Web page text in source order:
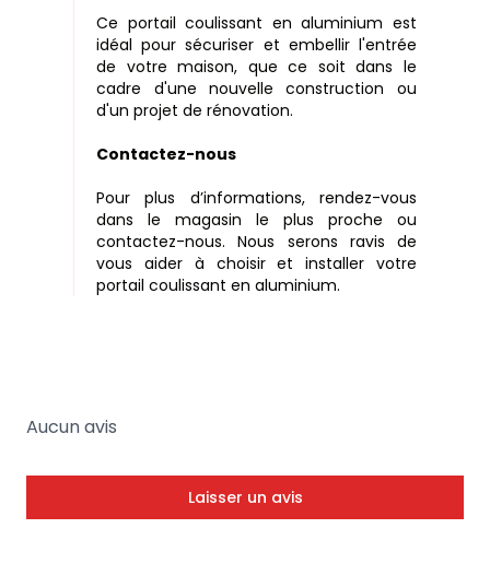
Ce portail coulissant en aluminium est
idéal pour sécuriser et embellir l'entrée
de votre maison, que ce soit dans le
cadre d'une nouvelle construction ou
d'un projet de rénovation.
Contactez-nous
Pour plus d’informations, rendez-vous
dans le magasin le plus proche ou
contactez-nous. Nous serons ravis de
vous aider à choisir et installer votre
portail coulissant en aluminium.
Aucun avis
Laisser un avis